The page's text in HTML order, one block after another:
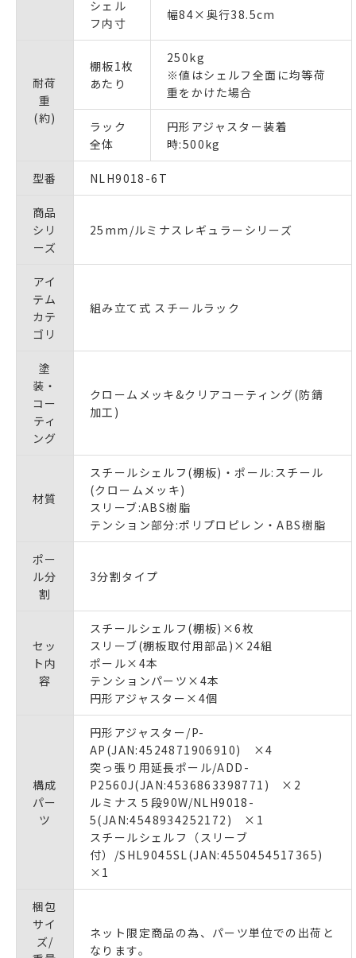
シェル
フ内寸
幅84×奥行38.5cm
耐荷
重
(約)
棚板1枚
あたり
250kg
※値はシェルフ全面に均等荷
重をかけた場合
ラック
全体
円形アジャスター装着
時:500kg
型番 NLH9018-6T
商品
シリ
ーズ
25mm/ルミナスレギュラーシリーズ
アイ
テム
カテ
ゴリ
組み立て式 スチールラック
塗
装・
コー
ティ
ング
クロームメッキ&クリアコーティング(防錆
加工)
材質
スチールシェルフ(棚板)・ポール:スチール
(クロームメッキ)
スリーブ:ABS樹脂
テンション部分:ポリプロピレン・ABS樹脂
ポー
ル分
割
3分割タイプ
セッ
ト内
容
スチールシェルフ(棚板)×6枚
スリーブ(棚板取付用部品)×24組
ポール×4本
テンションパーツ×4本
円形アジャスター×4個
構成
パー
ツ
円形アジャスター/P-
AP(JAN:4524871906910) ×4
突っ張り用延長ポール/ADD-
P2560J(JAN:4536863398771) ×2
ルミナス５段90W/NLH9018-
5(JAN:4548934252172) ×1
スチールシェルフ（スリーブ
付）/SHL9045SL(JAN:4550454517365)
×1
梱包
サイ
ズ/
ネット限定商品の為、パーツ単位での出荷と
なります。